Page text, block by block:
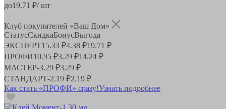
до19.71 ₽/ шт
Клуб покупателей «Ваш Дом»
СтатусСкидкаБонусВыгода
ЭКСПЕРТ15.33 ₽4.38 ₽19.71 ₽
ПРОФИ10.95 ₽3.29 ₽14.24 ₽
МАСТЕР-3.29 ₽3.29 ₽
СТАНДАРТ-2.19 ₽2.19 ₽
Как стать «ПРОФИ» сразу!Узнать подробнее